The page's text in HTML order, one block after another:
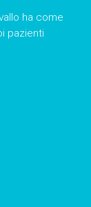
ha come
pazienti